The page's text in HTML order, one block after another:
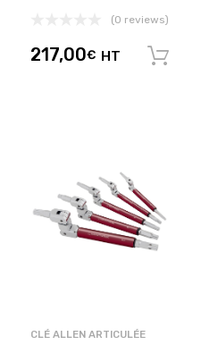
(0 reviews)
217,00€ HT
CLÉ ALLEN ARTICULÉE